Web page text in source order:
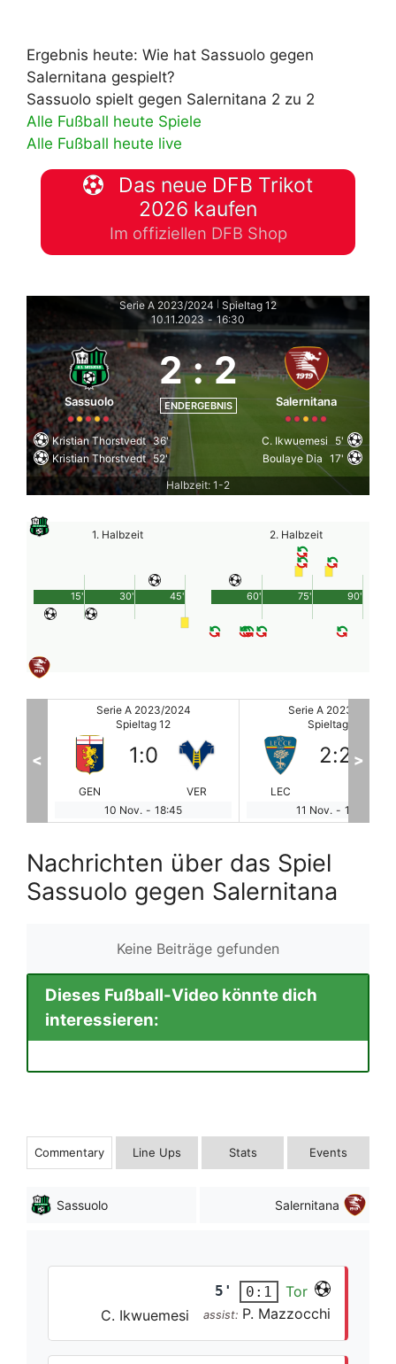
Ergebnis heute: Wie hat Sassuolo gegen
Salernitana gespielt?
Sassuolo spielt gegen Salernitana 2 zu 2
Alle Fußball heute Spiele
Alle Fußball heute live
Das neue DFB Trikot
2026 kaufen
Im offiziellen DFB Shop
Serie A 2023/2024
Spieltag 12
10.11.2023 - 16:30
Sassuolo
2 : 2
ENDERGEBNIS Salernitana
Kristian Thorstvedt 36'
Kristian Thorstvedt 52'
C. Ikwuemesi
5'
Boulaye Dia 17'
Halbzeit: 1-2
1. Halbzeit
45'
15' 30'
2. Halbzeit
90'
60' 75'
Serie A 2023/2024
Spieltag 12
LEC
2:
MIL
11 Nov. - 13:00
Serie A 2023/2024
Spieltag 12
JUV
2: 1
11 Nov.
< >
Nachrichten über das Spiel
Sassuolo gegen Salernitana
Keine Beiträge gefunden
Dieses Fußball-Video könnte dich
interessieren:
Commentary Line Ups Stats Events
Sassuolo Salernitana
5' 0:1
Tor
C. Ikwuemesi
assist: P. Mazzocchi